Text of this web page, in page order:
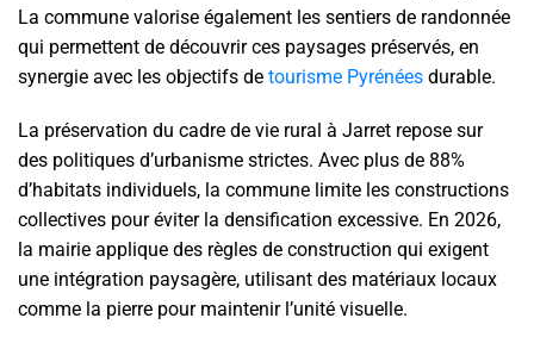
La commune valorise également les sentiers de randonnée
qui permettent de découvrir ces paysages préservés, en
synergie avec les objectifs de tourisme Pyrénées durable.
La préservation du cadre de vie rural à Jarret repose sur
des politiques d’urbanisme strictes. Avec plus de 88%
d’habitats individuels, la commune limite les constructions
collectives pour éviter la densification excessive. En 2026,
la mairie applique des règles de construction qui exigent
une intégration paysagère, utilisant des matériaux locaux
comme la pierre pour maintenir l’unité visuelle.